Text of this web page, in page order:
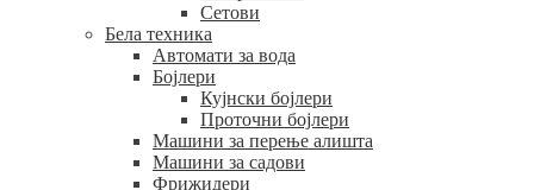
Сетови
Бела техника
Автомати за вода
Бојлери
Кујнски бојлери
Проточни бојлери
Машини за перење алишта
Машини за садови
Фрижидери